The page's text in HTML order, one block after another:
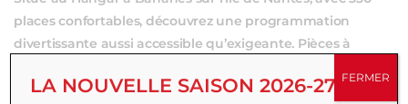
places confortables, découvrez une programmation
divertissante aussi accessible qu’exigeante. Pièces à
familiaux, d’humour ou d’improvisation, multipliez vos
LA NOUVELLE SAISON 2026-27 EST
FERMER